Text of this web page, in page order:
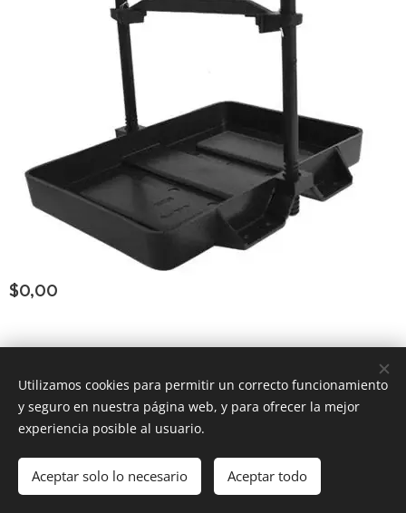
$0,00
Añadir a la cesta
Consultar Group ®Todoslos derechos reservados
Powered byWebnode Cookies
Utilizamos cookies para permitir un correcto funcionamiento
y seguro en nuestra página web, y para ofrecer la mejor
experiencia posible al usuario.
Aceptar solo lo necesario Aceptar todo